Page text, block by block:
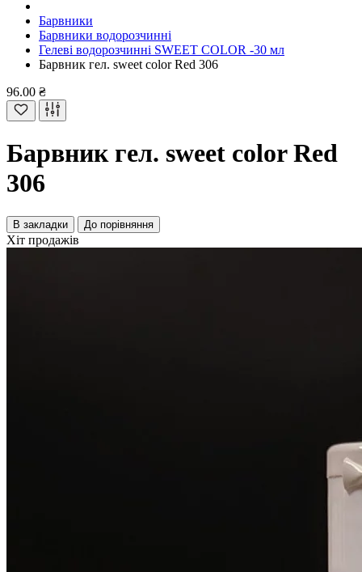
Барвники
Барвники водорозчинні
Гелеві водорозчинні SWEET COLOR -30 мл
Барвник гел. sweet color Red 306
96.00 ₴
Барвник гел. sweet color Red
306
В закладки До порівняння
Хіт продажів